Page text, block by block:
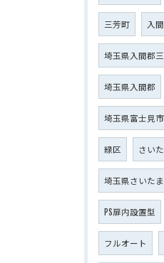
三芳町 入
埼玉県入間郡
埼玉県入間郡
埼玉県富士見市
緑区 さい
埼玉県さいた
PS扉内設置型
フルオート